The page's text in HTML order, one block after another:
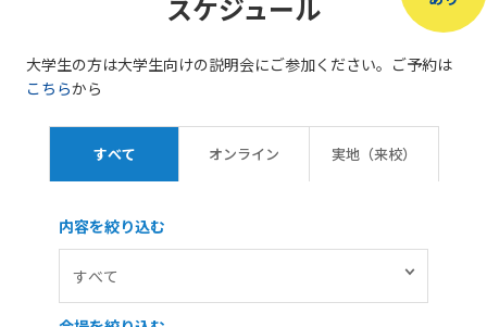
スケジュール
大学生の方は大学生向けの説明会にご参加ください。ご予約は
こちらから
すべて オンライン 実地（来校）
内容を絞り込む